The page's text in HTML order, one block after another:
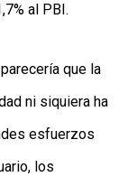
al PBI.
que la
ni siquiera ha
esfuerzos
los